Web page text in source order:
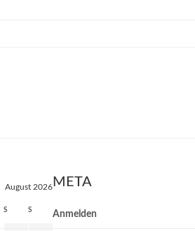
August 2026
S S
META
Anmelden